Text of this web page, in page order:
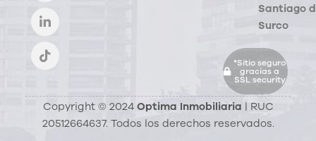
Santiago
Surco
*Sitio seguro
gracias a
SSL security
Copyright © 2024 Optima Inmobiliaria | RUC
20512664637. Todos los derechos reservados.